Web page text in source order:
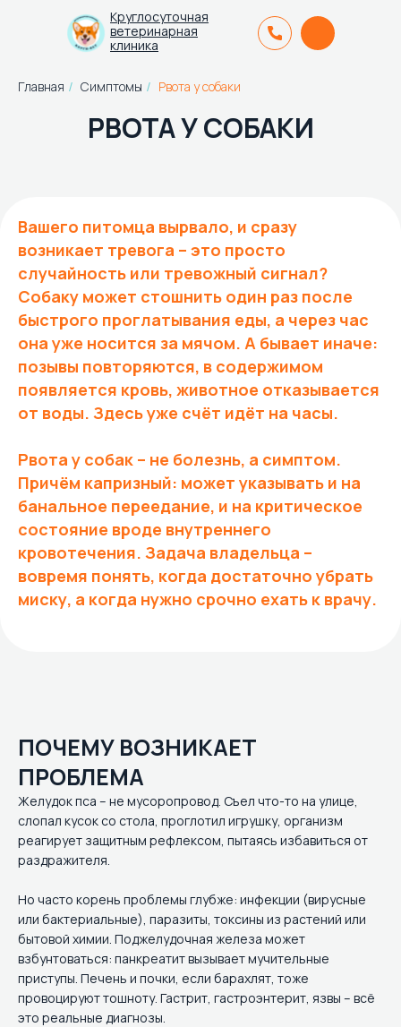
Круглосуточная
ветеринарная
клиника
Главная / Симптомы / Рвота у собаки
РВОТА У СОБАКИ
Вашего питомца вырвало, и сразу
возникает тревога – это просто
случайность или тревожный сигнал?
Собаку может стошнить один раз после
быстрого проглатывания еды, а через час
она уже носится за мячом. А бывает иначе:
позывы повторяются, в содержимом
появляется кровь, животное отказывается
от воды. Здесь уже счёт идёт на часы.
Рвота у собак – не болезнь, а симптом.
Причём капризный: может указывать и на
банальное переедание, и на критическое
состояние вроде внутреннего
кровотечения. Задача владельца –
вовремя понять, когда достаточно убрать
миску, а когда нужно срочно ехать к врачу.
ПОЧЕМУ ВОЗНИКАЕТ
ПРОБЛЕМА
Желудок пса – не мусоропровод. Съел что-то на улице,
слопал кусок со стола, проглотил игрушку, организм
реагирует защитным рефлексом, пытаясь избавиться от
раздражителя.
Но часто корень проблемы глубже: инфекции (вирусные
или бактериальные), паразиты, токсины из растений или
бытовой химии. Поджелудочная железа может
взбунтоваться: панкреатит вызывает мучительные
приступы. Печень и почки, если барахлят, тоже
провоцируют тошноту. Гастрит, гастроэнтерит, язвы – всё
это реальные диагнозы.